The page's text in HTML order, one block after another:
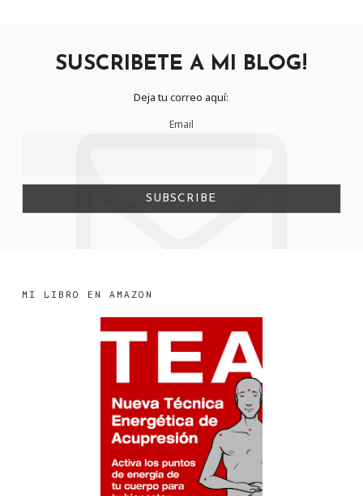
SUSCRIBETE A MI BLOG!
Deja tu correo aquí:
Email
MI LIBRO EN AMAZON